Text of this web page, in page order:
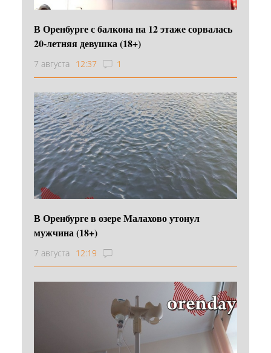
В Оренбурге с балкона на 12 этаже сорвалась
20-летняя девушка (18+)
7 августа 12:37 1
В Оренбурге в озере Малахово утонул
мужчина (18+)
7 августа 12:19